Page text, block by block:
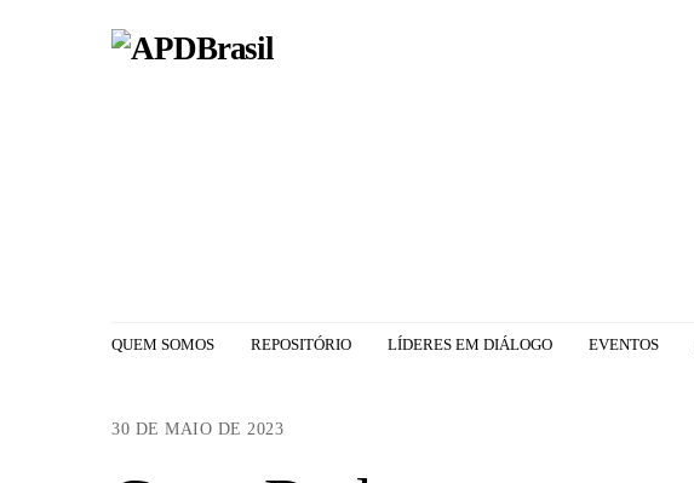
QUEM SOMOS REPOSITÓRIO LÍDERES EM DIÁLOGO EVENTOS
30 DE MAIO DE 2023